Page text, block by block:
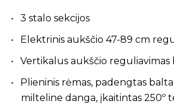
3 stalo sekcijos
Elektrinis aukščio 47-89 cm
Vertikalus aukščio reguliavimas
Plieninis rėmas, padengtas
milteline danga, įkaitintas 250º